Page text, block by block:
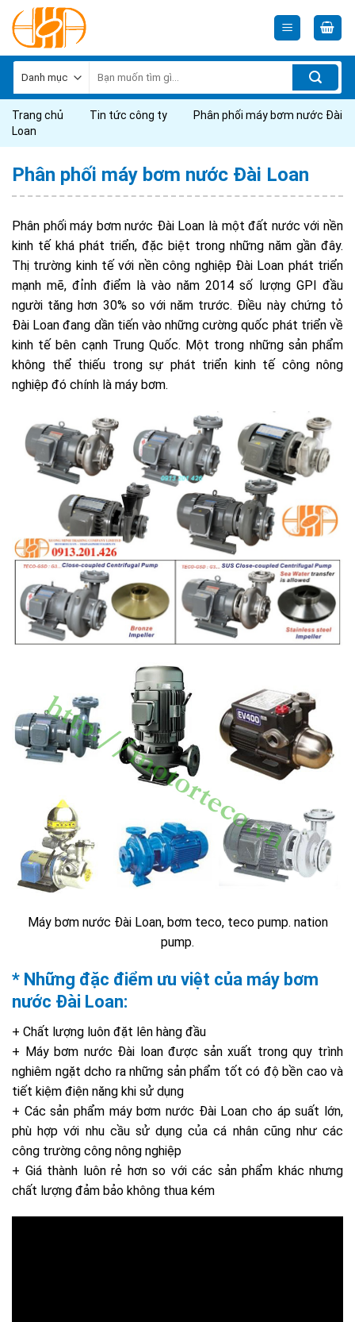
Skip
to
content
kiếm:
Trang chủ Tin tức công ty
Phân phối máy bơm nước Đài
Loan
Phân phối máy bơm nước Đài Loan
Phân phối máy bơm nước Đài Loan là một đất nước với nền
kinh tế khá phát triển, đặc biệt trong những năm gần đây.
Thị trường kinh tế với nền công nghiệp Đài Loan phát triển
mạnh mẽ, đỉnh điểm là vào năm 2014 số lượng GPI đầu
người tăng hơn 30% so với năm trước. Điều này chứng tỏ
Đài Loan đang dần tiến vào những cường quốc phát triển về
kinh tế bên cạnh Trung Quốc. Một trong những sản phẩm
không thể thiếu trong sự phát triển kinh tế công nông
nghiệp đó chính là máy bơm.
Máy bơm nước Đài Loan, bơm teco, teco pump. nation
pump.
* Những đặc điểm ưu việt của máy bơm
nước Đài Loan:
+ Chất lượng luôn đặt lên hàng đầu
+ Máy bơm nước Đài loan được sản xuất trong quy trình
nghiêm ngặt dcho ra những sản phẩm tốt có độ bền cao và
tiết kiệm điện năng khi sử dụng
+ Các sản phẩm máy bơm nước Đài Loan cho áp suất lớn,
phù hợp với nhu cầu sử dụng của cá nhân cũng như các
công trường công nông nghiệp
+ Giá thành luôn rẻ hơn so với các sản phẩm khác nhưng
chất lượng đảm bảo không thua kém